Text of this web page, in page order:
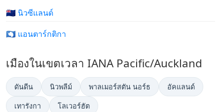
🇳🇿 นิวซีแลนด์
🇦🇶 แอนตาร์กติกา
เมืองในเขตเวลา IANA Pacific/Auckland
ดันดีน นิวพลีม์ พาลเมอร์สตัน นอร์ธ อัคแลนด์
เทารังกา โลเวอร์ฮัต